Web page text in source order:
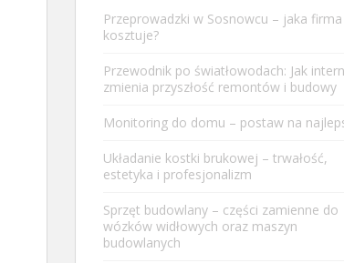
Przeprowadzki w Sosnowcu – jaka firma
kosztuje?
Przewodnik po światłowodach: Jak
zmienia przyszłość remontów i budowy
Monitoring do domu – postaw na
Układanie kostki brukowej – trwałość,
estetyka i profesjonalizm
Sprzęt budowlany – części zamienne do
wózków widłowych oraz maszyn
budowlanych